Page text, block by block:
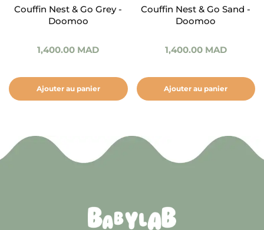
Couffin Nest & Go Grey -
Doomoo
1,400.00 MAD
Ajouter au panier
Couffin Nest & Go Sand -
Doomoo
1,400.00 MAD
Ajouter au panier